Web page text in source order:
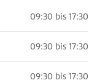
09:30 bis 17:30
09:30 bis 17:30
09:30 bis 17:30